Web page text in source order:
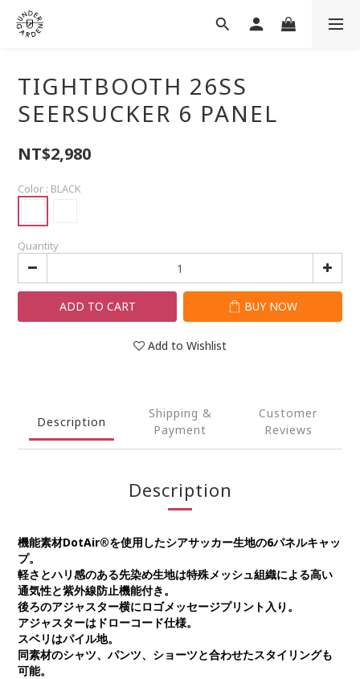
TIGHTBOOTH 26SS
SEERSUCKER 6 PANEL
NT$2,980
Color : BLACK
Quantity
ADD TO CART BUY NOW
Add to Wishlist
Description
Shipping &
Payment
Customer
Reviews
Description
機能素材DotAir®を使用したシアサッカー生地の6パネルキャッ
プ。
軽さとハリ感のある先染め生地は特殊メッシュ組織による高い
通気性と紫外線防止機能付き。
後ろのアジャスター横にロゴメッセージプリント入り。
アジャスターはドローコード仕様。
スベリはパイル地。
同素材のシャツ、パンツ、ショーツと合わせたスタイリングも
可能。